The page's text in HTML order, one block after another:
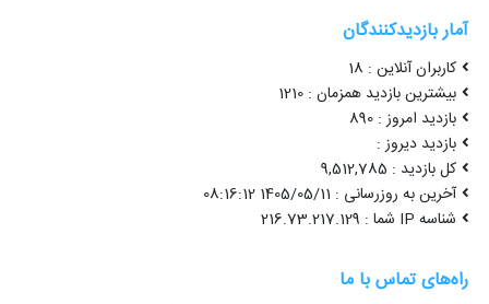
آمار بازدیدکنندگان
کاربران آنلاین : 18
بیشترین بازدید همزمان : 1210
بازدید امروز : 890
بازدید دیروز :
کل بازدید : 9,512,785
آخرین به روزرسانی : 1405/05/11 08:16:12
شناسه IP شما : 216.73.217.129
راه‌های تماس با ما